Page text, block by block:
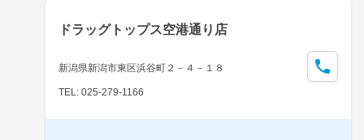
取扱店検索はこちら
ドラッグトップス空港通り店
新潟県新潟市東区浜谷町２－４－１８
TEL: 025-279-1166